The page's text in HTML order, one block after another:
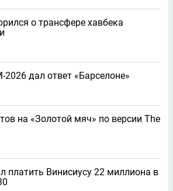
о трансфере хавбека
дал ответ «Барселоне»
на «Золотой мяч» по версии The
платить Винисиусу 22 миллиона в